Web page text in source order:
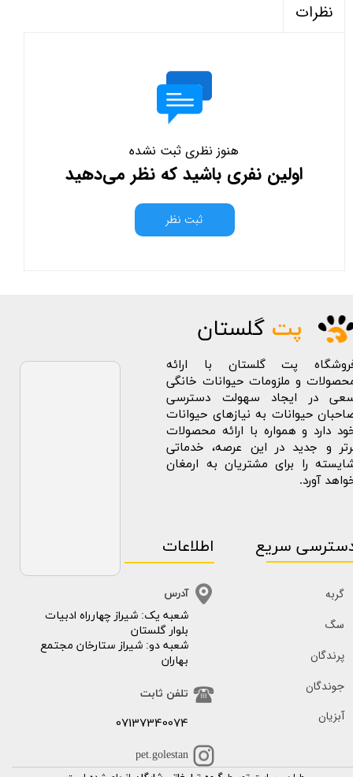
نظرات
هنوز نظری ثبت نشده
اولین نفری باشید که نظر می‌دهید
ثبت نظر
پت گلستان
پت گلستان با ارائه
و ملزومات حیوانات خانگی
در ایجاد سهولت دسترسی
حیوانات به نیازهای حیوانات
دارد و همواره با ارائه محصولات
و جدید در این عرصه، خدماتی
را برای مشتریان به ارمغان
آورد.
سریع
گربه
سگ
پرندگان
جوندگان
آبزیان
​​شعبه یک: شیراز چهارراه ادبیات
بلوار گلستان
شعبه دو: شیراز ستارخان مجتمع
بهاران
اطلاعات
آدرس
تلفن ثابت
07137340074
pet.golestan